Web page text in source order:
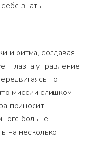
знать.
и ритма, создавая
глаз, а управление
по
миссии слишком
приносит
больше
на несколько